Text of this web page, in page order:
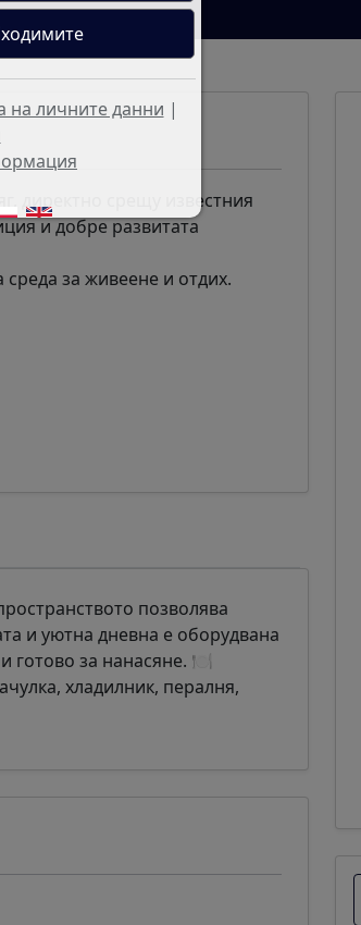
директно срещу известния
и добре развитата
за живеене и отдих.
позволява
и уютна дневна е оборудвана
готово за нанасяне. 🍽
хладилник, пералня,
на личните данни |